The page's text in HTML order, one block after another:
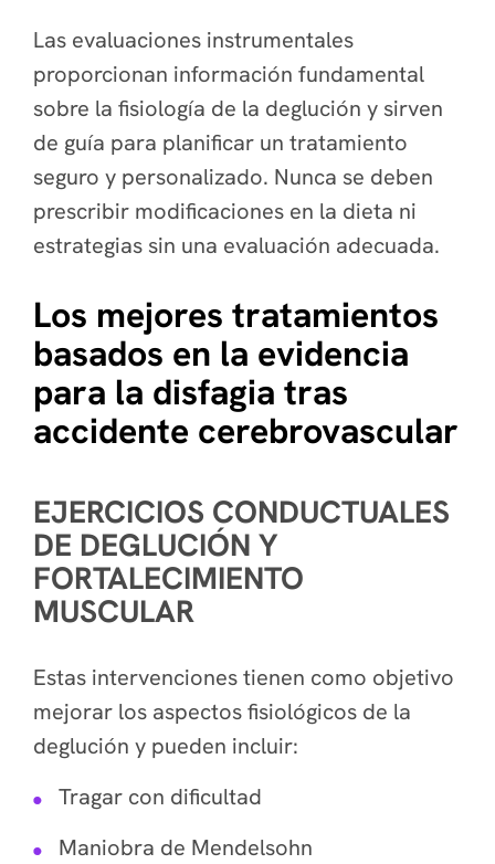
Las evaluaciones instrumentales
proporcionan información fundamental
sobre la fisiología de la deglución y sirven
de guía para planificar un tratamiento
seguro y personalizado. Nunca se deben
prescribir modificaciones en la dieta ni
estrategias sin una evaluación adecuada.
Los mejores tratamientos
basados en la evidencia
para la disfagia tras
accidente cerebrovascular
EJERCICIOS CONDUCTUALES
DE DEGLUCIÓN Y
FORTALECIMIENTO
MUSCULAR
Estas intervenciones tienen como objetivo
mejorar los aspectos fisiológicos de la
deglución y pueden incluir:
Tragar con dificultad
Maniobra de Mendelsohn